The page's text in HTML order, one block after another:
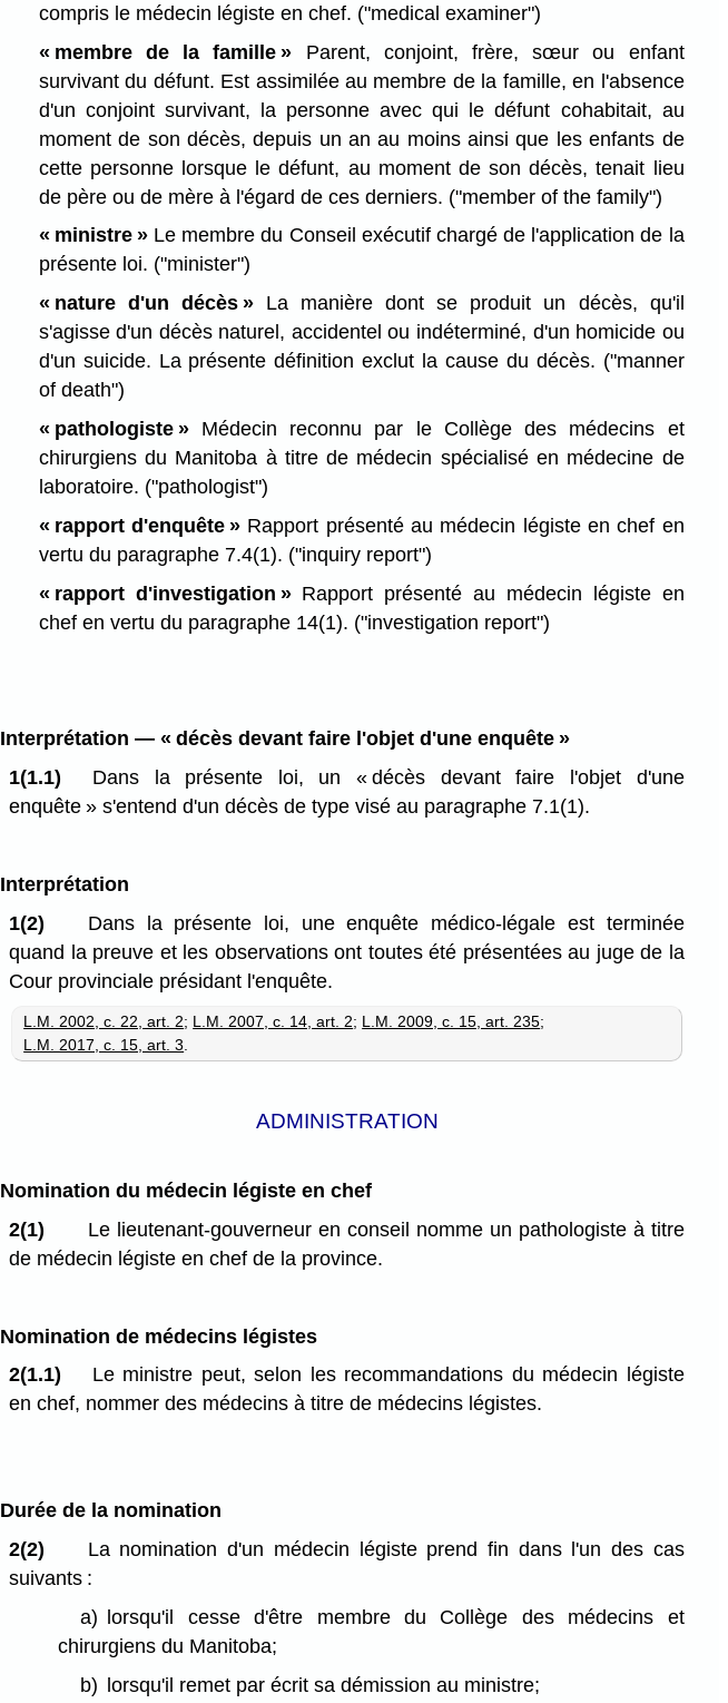
compris le médecin légiste en chef. ("medical examiner")
« membre de la famille » Parent, conjoint, frère, sœur ou enfant
survivant du défunt. Est assimilée au membre de la famille, en l'absence
d'un conjoint survivant, la personne avec qui le défunt cohabitait, au
moment de son décès, depuis un an au moins ainsi que les enfants de
cette personne lorsque le défunt, au moment de son décès, tenait lieu
de père ou de mère à l'égard de ces derniers. ("member of the family")
« ministre »Le membre du Conseil exécutif chargé de l'application de la
présente loi. ("minister")
« nature d'un décès »La manière dont se produit un décès, qu'il
s'agisse d'un décès naturel, accidentel ou indéterminé, d'un homicide ou
d'un suicide. La présente définition exclut la cause du décès. ("manner
of death")
« pathologiste »Médecin reconnu par le Collège des médecins et
chirurgiens du Manitoba à titre de médecin spécialisé en médecine de
laboratoire. ("pathologist")
« rapport d'enquête » Rapport présenté au médecin légiste en chef en
vertu du paragraphe 7.4(1). ("inquiry report")
« rapport d'investigation »Rapport présenté au médecin légiste en
chef en vertu du paragraphe 14(1). ("investigation report")
Interprétation — « décès devant faire l'objet d'une enquête »
1(1.1)
Dans la présente loi, un « décès devant faire l'objet d'une
enquête » s'entend d'un décès de type visé au paragraphe 7.1(1).
Interprétation
1(2)
Dans la présente loi, une enquête médico-légale est terminée
quand la preuve et les observations ont toutes été présentées au juge de la
Cour provinciale présidant l'enquête.
L.M. 2002, c. 22, art. 2; L.M. 2007, c. 14, art. 2; L.M. 2009, c. 15, art. 235;
L.M. 2017, c. 15, art. 3
ADMINISTRATION
Nomination du médecin légiste en chef
2(1)
Le lieutenant-gouverneur en conseil nomme un pathologiste à titre
de médecin légiste en chef de la province.
Nomination de médecins légistes
2(1.1)
Le ministre peut, selon les recommandations du médecin légiste
en chef, nommer des médecins à titre de médecins légistes.
Durée de la nomination
2(2)
La nomination d'un médecin légiste prend fin dans l'un des cas
suivants :
a) lorsqu'il cesse d'être membre du Collège des médecins et
chirurgiens du Manitoba;
b) lorsqu'il remet par écrit sa démission au ministre;